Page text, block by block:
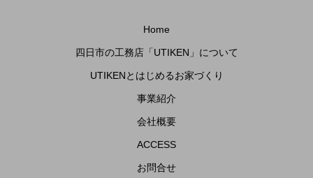
Home
四日市の工務店「UTIKEN」について
UTIKENとはじめるお家づくり
事業紹介
会社概要
ACCESS
お問合せ